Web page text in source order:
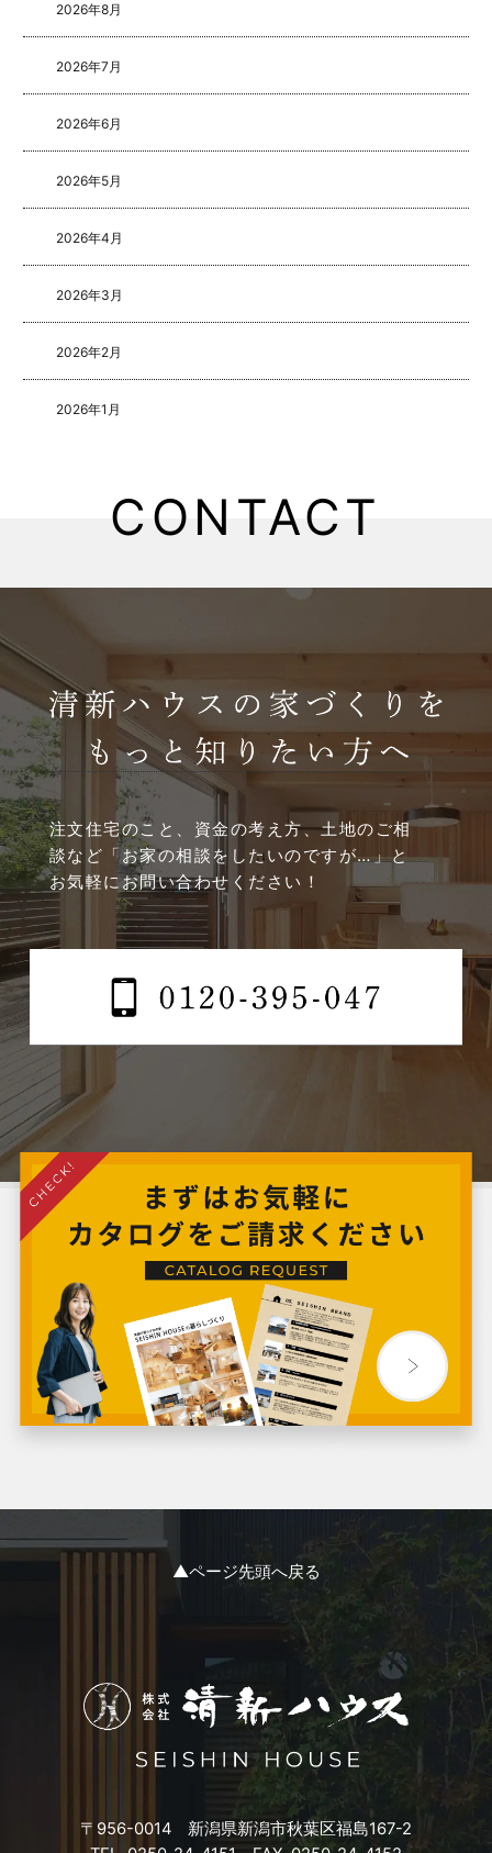
2026年8月
2026年7月
2026年6月
2026年5月
2026年4月
2026年3月
2026年2月
2026年1月
2025年5月
2025年2月
2025年1月
2024年12月
2024年11月
2024年10月
2024年9月
2024年7月
2024年6月
2024年5月
2024年3月
2024年2月
2023年11月
2023年8月
2023年6月
CONTACT
注文住宅のこと、資金の考え方、土地のご相
談など 「お家の相談をしたいのですが…」と
お気軽にお問い合わせください！
▲ページ先頭へ戻る
〒956-0014 新潟県新潟市秋葉区福島167-2